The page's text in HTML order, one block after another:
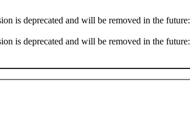
is deprecated and will be removed in the
is deprecated and will be removed in the